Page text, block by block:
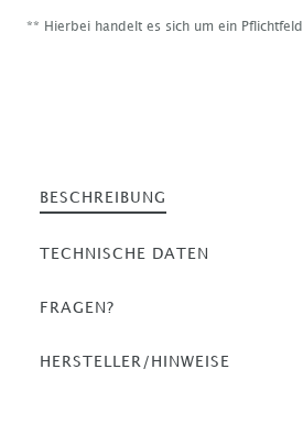
** Hierbei handelt es sich um ein Pflichtfeld.
BESCHREIBUNG
TECHNISCHE DATEN
FRAGEN?
HERSTELLER/HINWEISE